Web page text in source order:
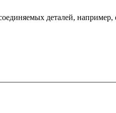
деталей, например,